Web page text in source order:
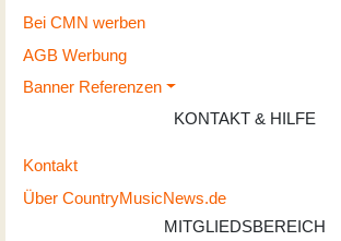
Bei CMN werben
AGB Werbung
Banner Referenzen
KONTAKT & HILFE
Kontakt
Über CountryMusicNews.de
MITGLIEDSBEREICH